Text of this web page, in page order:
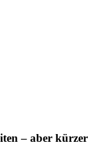
– aber kürzer